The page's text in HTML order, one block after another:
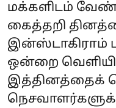
மக்களிடம்
கைத்தறி
இன்ஸ்டாகிராம்
ஒன்றை
இத்தினத்தைக்